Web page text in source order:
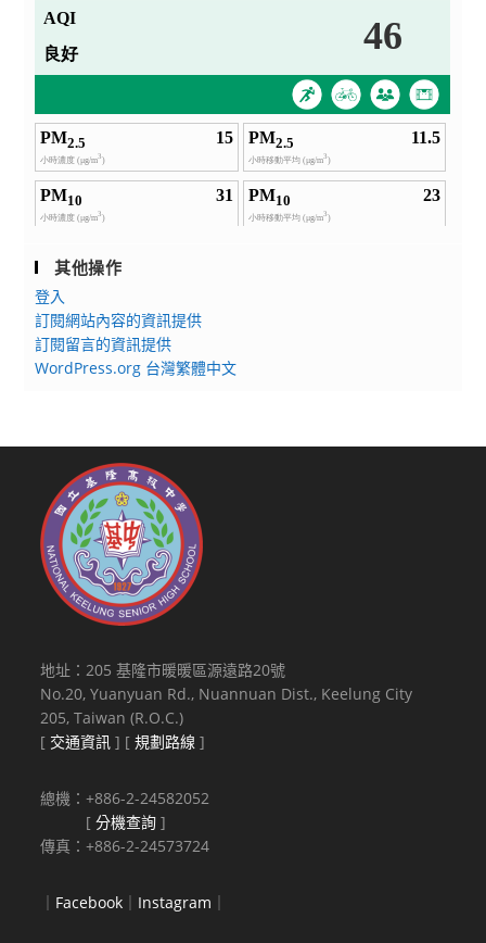
其他操作
登入
訂閱網站內容的資訊提供
訂閱留言的資訊提供
WordPress.org 台灣繁體中文
地址：205 基隆市暖暖區源遠路20號
No.20, Yuanyuan Rd., Nuannuan Dist., Keelung City
205, Taiwan (R.O.C.)
[ 交通資訊 ] [規劃路線 ]
總機：+886-2-24582052
[分機查詢 ]
傳真：+886-2-24573724
Facebook Instagram